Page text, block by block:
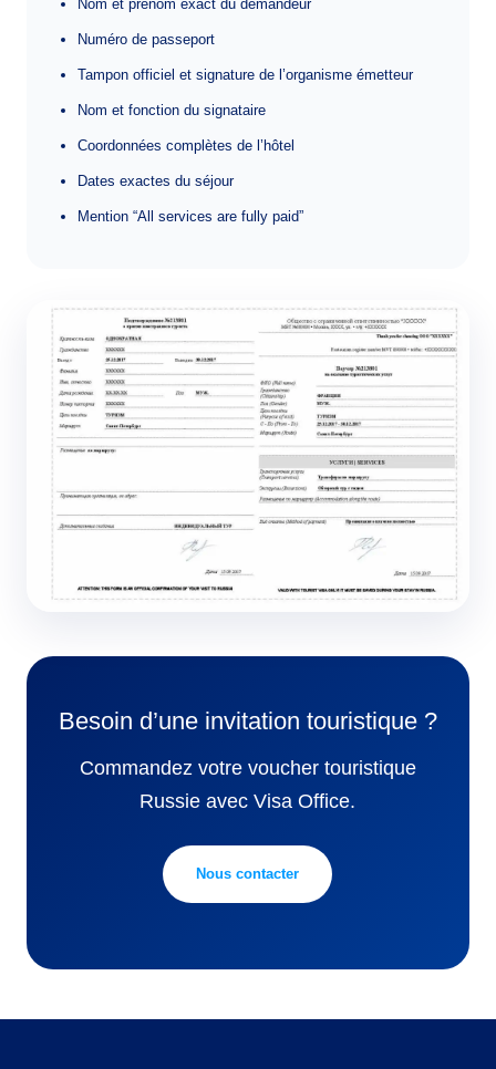
Nom et prénom exact du demandeur
Numéro de passeport
Tampon officiel et signature de l’organisme émetteur
Nom et fonction du signataire
Coordonnées complètes de l’hôtel
Dates exactes du séjour
Mention “All services are fully paid”
Besoin d’une invitation touristique ?
Commandez votre voucher touristique
Russie avec Visa Office.
Nous contacter